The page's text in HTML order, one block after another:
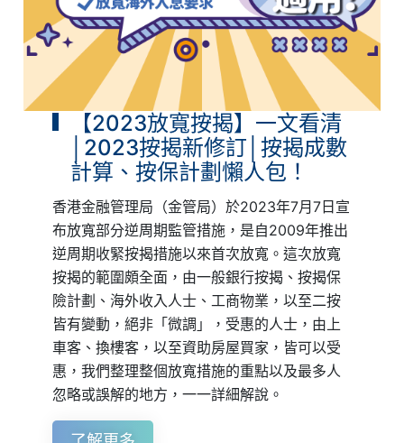
【2023放寬按揭】一文看清
│2023按揭新修訂│按揭成數
計算、按保計劃懶人包！
香港金融管理局（金管局）於2023年7月7日宣
布放寬部分逆周期監管措施，是自2009年推出
逆周期收緊按揭措施以來首次放寬。這次放寬
按揭的範圍頗全面，由一般銀行按揭、按揭保
險計劃、海外收入人士、工商物業，以至二按
皆有變動，絕非「微調」，受惠的人士，由上
車客、換樓客，以至資助房屋買家，皆可以受
惠，我們整理整個放寬措施的重點以及最多人
忽略或誤解的地方，一一詳細解說。